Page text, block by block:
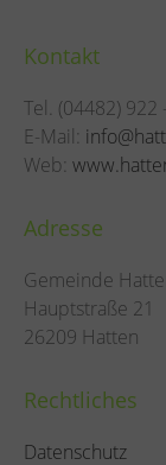
Kontakt
Tel. (04482) 922
E-Mail:
Web:
Adresse
Gemeinde
Hauptstraße 21
26209 Hatten
Rechtliches
Datenschutz